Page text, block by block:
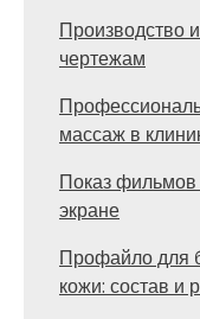
Производство
чертежам
массаж в
Показ
экране
Профайло для
кожи: состав и